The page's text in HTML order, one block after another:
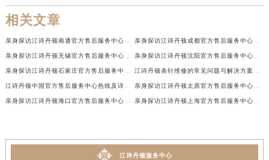
相关文章
亲身探访江诗丹顿南通官方售后服务中心｜网点地址和联系电话（2026年7月最新） 亲身探访江诗丹顿成都官方售后服务中心｜最新电话和维修地址（2026年7月最新）
亲身探访江诗丹顿无锡官方售后服务中心｜电话和完整地址（2026年7月最新） 亲身探访江诗丹顿沈阳官方售后服务中心｜全新地址电话一览（2026年7月最新）
亲身探访江诗丹顿石家庄官方售后服务中心｜热线与地址（2026年7月最新） 江诗丹顿表针维修的常见问题与解决方案权威公示（2026年7月最新）
江诗丹顿中国官方售后服务中心热线及详细地址实地考察报告+多信源验证（2026年7月最新） 亲身探访江诗丹顿太原官方售后服务中心｜地址及服务电话（2026年7月最新）
亲身探访江诗丹顿海口官方售后服务中心｜官方电话及服务网点地址（2026年7月最新） 亲身探访江诗丹顿上海官方售后服务中心｜服务热线及办公地址（2026年7月最新）
江诗丹顿服务中心